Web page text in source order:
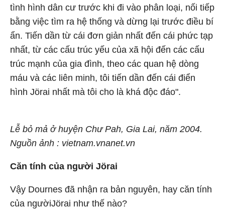
tình hình dân cư trước khi đi vào phân loại, nối tiếp
bằng việc tìm ra hệ thống và dừng lại trước điều bí
ẩn. Tiến dần từ cái đơn giản nhất đến cái phức tạp
nhất, từ các cấu trúc yếu của xã hội đến các cấu
trúc mạnh của gia đình, theo các quan hệ dòng
máu và các liên minh, tôi tiến dần đến cái điển
hình Jörai nhất mà tôi cho là khá độc đáo".
Lễ bỏ mả ở huyện Chư Pah, Gia Lai, năm 2004.
Nguồn ảnh : vietnam.vnanet.vn
Căn tính của người Jörai
Vậy Dournes đã nhận ra bản nguyên, hay căn tính
của ngườiJörai như thế nào?